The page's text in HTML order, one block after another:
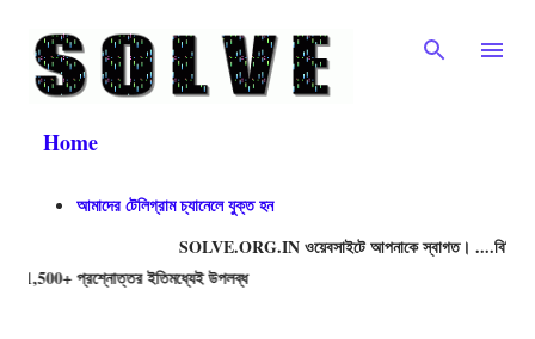
Skip to main content
Home
আমাদের টেলিগ্রাম চ্যানেলে যুক্ত হন
SOLVE.ORG.IN ওয়েবসাইটে আপনাকে স্বাগত। ....বিভিন্ন
প্রশ্নোত্তর ইতিমধ্যেই উপলব্ধ